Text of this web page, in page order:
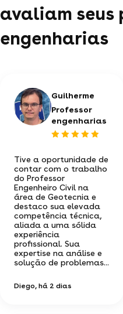
avaliam seus
engenharias
Guilherme
Professor
engenharias
Tive a oportunidade de
contar com o trabalho
do Professor
Engenheiro Civil na
área de Geotecnia e
destaco sua elevada
competência técnica,
aliada a uma sólida
experiência
profissional. Sua
expertise na análise e
solução de problemas...
Diego, há 2 dias